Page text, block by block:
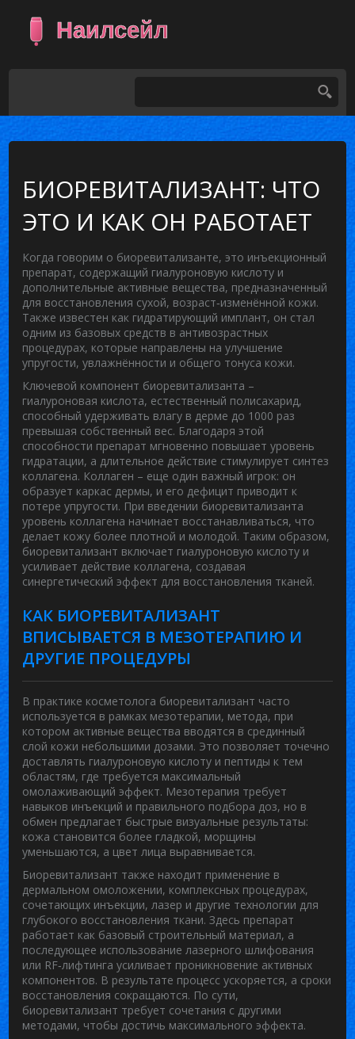
БИОРЕВИТАЛИЗАНТ: ЧТО
ЭТО И КАК ОН РАБОТАЕТ
Когда говорим о биоревитализанте,это инъекционный
препарат, содержащий гиалуроновую кислоту и
дополнительные активные вещества, предназначенный
для восстановления сухой, возраст‑изменённой кожи.
Также известен как гидратирующий имплант, он стал
одним из базовых средств в антивозрастных
процедурах, которые направлены на улучшение
упругости, увлажнённости и общего тонуса кожи.
Ключевой компонент биоревитализанта –
гиалуроновая кислота, естественный полисахарид,
способный удерживать влагу в дерме до 1000 раз
превышая собственный вес. Благодаря этой
способности препарат мгновенно повышает уровень
гидратации, а длительное действие стимулирует синтез
коллагена. Коллаген – еще один важный игрок: он
образует каркас дермы, и его дефицит приводит к
потере упругости. При введении биоревитализанта
уровень коллагена начинает восстанавливаться, что
делает кожу более плотной и молодой. Таким образом,
биоревитализант включает гиалуроновую кислоту и
усиливает действие коллагена, создавая
синергетический эффект для восстановления тканей.
КАК БИОРЕВИТАЛИЗАНТ
ВПИСЫВАЕТСЯ В МЕЗОТЕРАПИЮ И
ДРУГИЕ ПРОЦЕДУРЫ
В практике косметолога биоревитализант часто
используется в рамках мезотерапии, метода, при
котором активные вещества вводятся в срединный
слой кожи небольшими дозами. Это позволяет точечно
доставлять гиалуроновую кислоту и пептиды к тем
областям, где требуется максимальный
омолаживающий эффект. Мезотерапия требует
навыков инъекций и правильного подбора доз, но в
обмен предлагает быстрые визуальные результаты:
кожа становится более гладкой, морщины
уменьшаются, а цвет лица выравнивается.
Биоревитализант также находит применение в
дермальном омоложении, комплексных процедурах,
сочетающих инъекции, лазер и другие технологии для
глубокого восстановления ткани. Здесь препарат
работает как базовый строительный материал, а
последующее использование лазерного шлифования
или RF‑лифтинга усиливает проникновение активных
компонентов. В результате процесс ускоряется, а сроки
восстановления сокращаются. По сути,
биоревитализант требует сочетания с другими
методами, чтобы достичь максимального эффекта.